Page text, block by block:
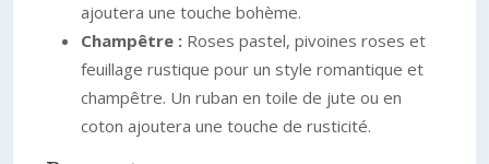
ajoutera une touche bohème.
Champêtre : Roses pastel, pivoines roses et
feuillage rustique pour un style romantique et
champêtre. Un ruban en toile de jute ou en
coton ajoutera une touche de rusticité.